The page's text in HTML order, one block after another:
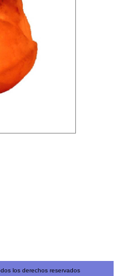
los derechos reservados